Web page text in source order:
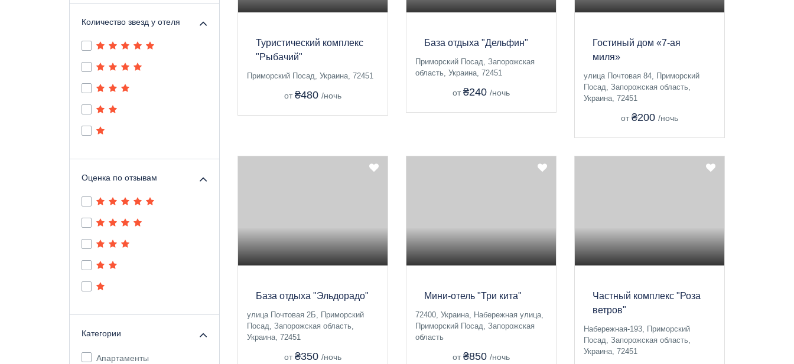
Количество звезд у отеля
Оценка по отзывам
Категории
Апартаменты
Туристический комплекс
"Рыбачий"
Приморский Посад, Украина, 72451
от ₴480 /ночь
База отдыха "Дельфин"
Приморский Посад, Запорожская
область, Украина, 72451
от ₴240 /ночь
Гостиный дом «7-ая
миля»
улица Почтовая 84, Приморский
Посад, Запорожская область,
Украина, 72451
от ₴200 /ночь
База отдыха "Эльдорадо"
улица Почтовая 2Б, Приморский
Посад, Запорожская область,
Украина, 72451
от ₴350 /ночь
Мини-отель "Три кита"
72400, Украина, Набережная улица,
Приморский Посад, Запорожская
область
от ₴850 /ночь
Частный комплекс "Роза
ветров"
Набережная-193, Приморский
Посад, Запорожская область,
Украина, 72451